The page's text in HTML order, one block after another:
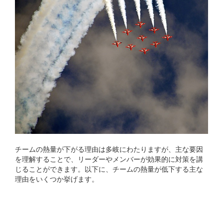
チームの熱量が下がる理由は多岐にわたりますが、主な要因
を理解することで、リーダーやメンバーが効果的に対策を講
じることができます。以下に、チームの熱量が低下する主な
理由をいくつか挙げます。